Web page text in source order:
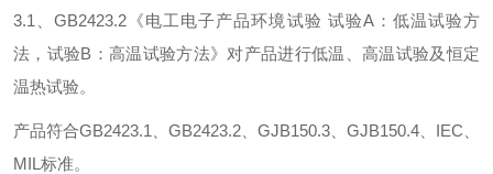
3.1、GB2423.2《电工电子产品环境试验 试验A：低温试验方
法，试验B：高温试验方法》对产品进行低温、高温试验及恒定
温热试验。
产品符合GB2423.1、GB2423.2、GJB150.3、GJB150.4、IEC、
MIL标准。